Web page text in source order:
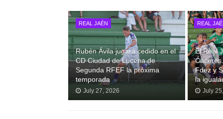
REAL JAÉN
Rubén Ávila jugará cedido en el
CD Ciudad de Lucena de
Segunda RFEF la próxima
temporada
July 27, 2026
REAL
El Real
Fdez y
la
July